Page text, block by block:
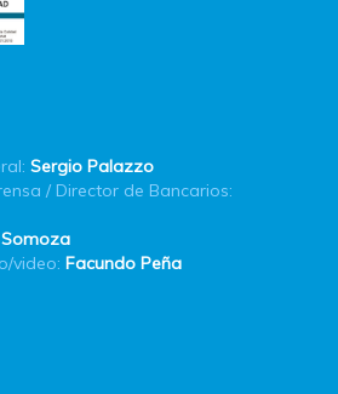
Sergio Palazzo
/ Director de Bancarios:
video: Facundo Peña